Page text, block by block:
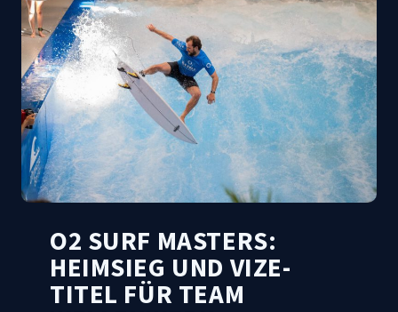
O2 SURF MASTERS:
HEIMSIEG UND VIZE-
TITEL FÜR TEAM